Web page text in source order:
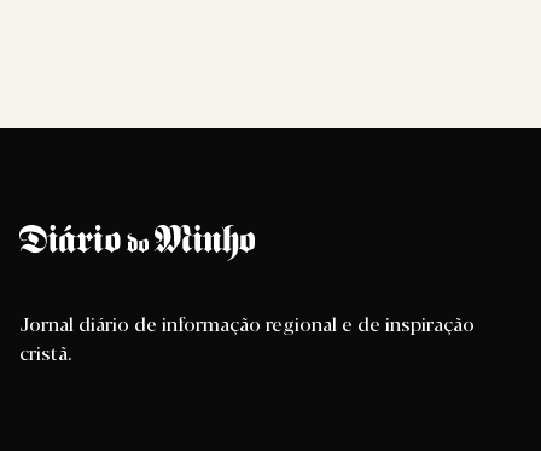
Jornal diário de informação regional e de inspiração
cristã.